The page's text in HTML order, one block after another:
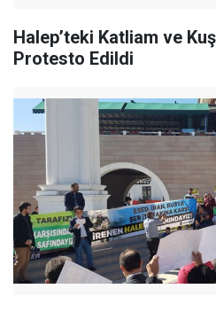
Halep’teki Katliam ve
Protesto Edildi